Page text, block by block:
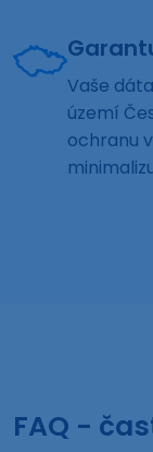
Vaše
území
ochranu
FAQ -